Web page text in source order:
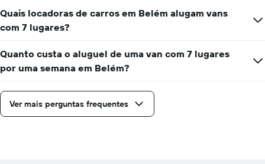
mais
barato
do
aluguel
de
para
as
fornecidas
Quais locadoras de carros em Belém alugam vans
com 7 lugares?
Quanto custa o aluguel de uma van com 7 lugares
por uma semana em Belém?
Ver mais perguntas frequentes